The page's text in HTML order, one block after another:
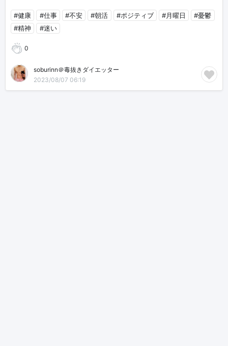
#健康 #仕事 #不安 #朝活 #ポジティブ #月曜日
#憂鬱
#精神
#迷い
0
soburinn＠毒抜きダイエッター
2023/08/07 06:19